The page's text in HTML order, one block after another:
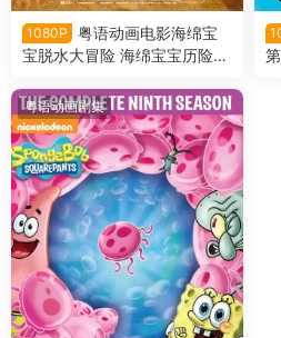
1080P
粤语动画电影海绵宝
宝脱水大冒险 海绵宝宝历险记
粤语动画剧集